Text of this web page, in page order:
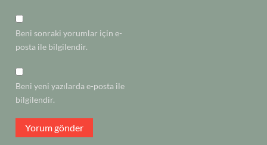
Beni sonraki yorumlar için e-
posta ile bilgilendir.
Beni yeni yazılarda e-posta ile
bilgilendir.